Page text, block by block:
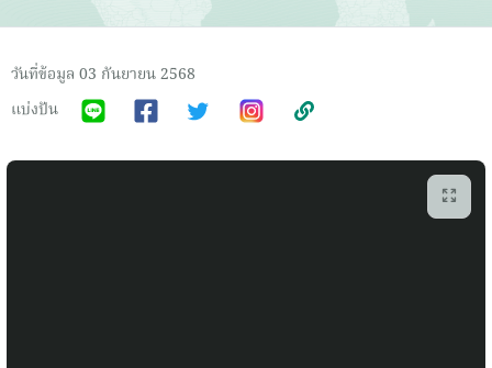
วันที่ข้อมูล 03 กันยายน 2568
แบ่งปัน